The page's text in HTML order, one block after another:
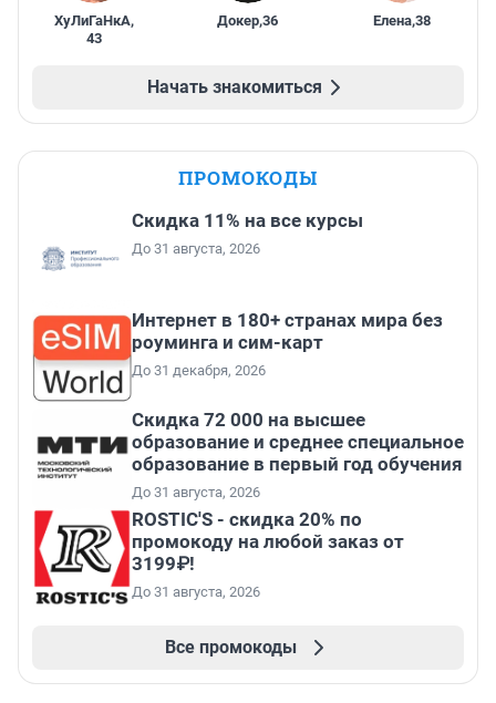
ХуЛиГаНкА,
43
Докер,36 Елена,38
Начать знакомиться
ПРОМОКОДЫ
Скидка 11% на все курсы
До 31 августа, 2026
Интернет в 180+ странах мира без
роуминга и сим-карт
До 31 декабря, 2026
Скидка 72 000 на высшее
образование и среднее специальное
образование в первый год обучения
До 31 августа, 2026
ROSTIC'S - скидка 20% по
промокоду на любой заказ от
3199₽!
До 31 августа, 2026
Все промокоды